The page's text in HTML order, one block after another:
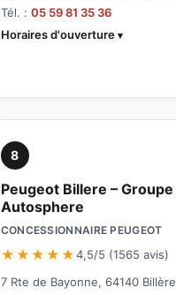
Tél. : 05 59 81 35 36
Horaires d'ouverture
8
Peugeot Billere – Groupe
Autosphere
CONCESSIONNAIRE PEUGEOT
★★★★★4,5/5 (1565 avis)
7 Rte de Bayonne, 64140 Billère